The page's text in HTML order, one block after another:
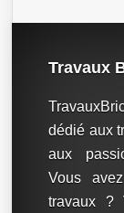
Travaux
dédié aux
aux
Vous
travaux ?